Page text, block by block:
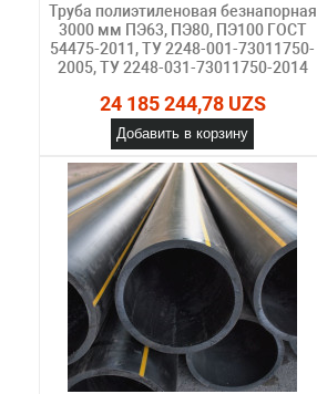
Труба полиэтиленовая безнапорная
3000 мм ПЭ63, ПЭ80, ПЭ100 ГОСТ
54475-2011, ТУ 2248-001-73011750-
2005, ТУ 2248-031-73011750-2014
24 185 244,78 UZS
Добавить в корзину